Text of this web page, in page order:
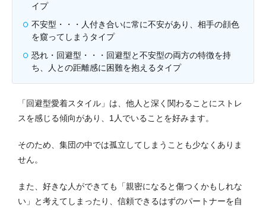
イプ
不安型・・・人付き合いに常に不安があり、相手の顔色
を窺ってしまうタイプ
恐れ・回避型・・・回避型と不安型の両方の特徴を持
ち、人との距離感に困難を抱えるタイプ
「回避型愛着スタイル」は、他人と深く関わることにストレ
スを感じる傾向があり、1人でいることを好みます。
そのため、集団の中では孤立してしまうことも少なくありま
せん。
また、好きな人ができても「親密になると傷つくかもしれな
い」と考えてしまったり、信頼できるはずのパートナーを自